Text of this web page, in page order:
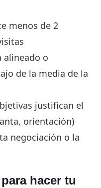
menos de 2
alineado o
de la media de la
justifican el
orientación)
negociación o la
hacer tu